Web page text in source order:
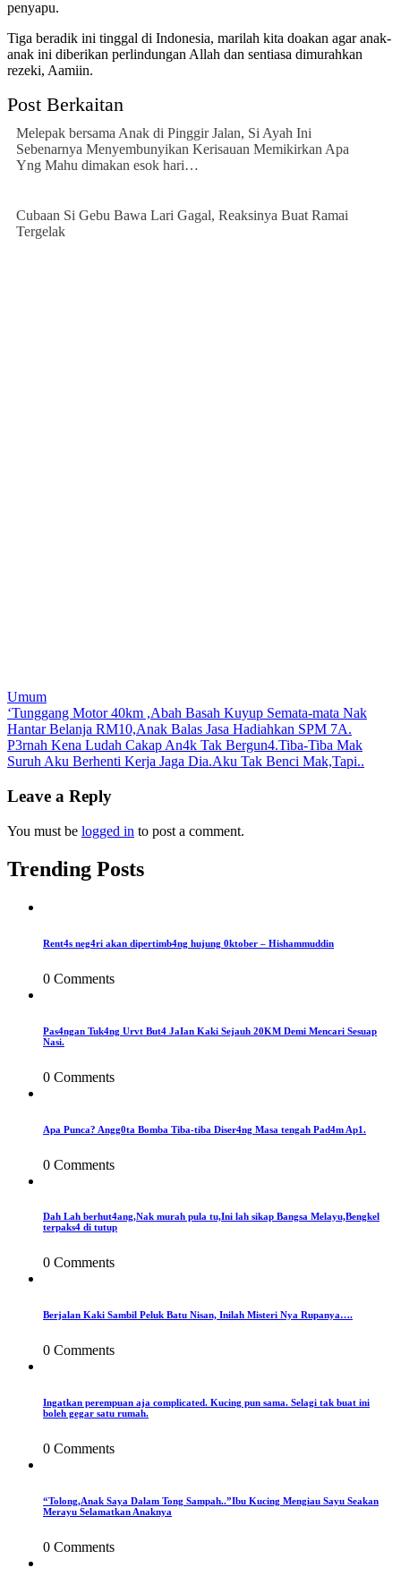
penyapu.
Tiga beradik ini tinggal di Indonesia, marilah kita doakan agar anak-
anak ini diberikan perlindungan Allah dan sentiasa dimurahkan
rezeki, Aamiin.
Post Berkaitan
Melepak bersama Anak di Pinggir Jalan, Si Ayah Ini
Sebenarnya Menyembunyikan Kerisauan Memikirkan Apa
Yng Mahu dimakan esok hari…
Cubaan Si Gebu Bawa Lari Gagal, Reaksinya Buat Ramai
Tergelak
Umum
Post
navigation
‘Tunggang Motor 40km ,Abah Basah Kuyup Semata-mata Nak
Hantar Belanja RM10,Anak Balas Jasa Hadiahkan SPM 7A.
P3rnah Kena Ludah Cakap An4k Tak Bergun4.Tiba-Tiba Mak
Suruh Aku Berhenti Kerja Jaga Dia.Aku Tak Benci Mak,Tapi..
Leave a Reply
You must be logged in to post a comment.
Trending Posts
Rent4s neg4ri akan dipertimb4ng hujung 0ktober – Hishammuddin
0 Comments
Pas4ngan Tuk4ng Urvt But4 JaIan Kaki Sejauh 20KM Demi Mencari Sesuap
Nasi.
0 Comments
Apa Punca? Angg0ta Bomba Tiba-tiba Diser4ng Masa tengah Pad4m Ap1.
0 Comments
Dah Lah berhut4ang,Nak murah pula tu,Ini lah sikap Bangsa Melayu,Bengkel
terpaks4 di tutup
0 Comments
Berjalan Kaki Sambil Peluk Batu Nisan, Inilah Misteri Nya Rupanya….
0 Comments
Ingatkan perempuan aja complicated. Kucing pun sama. Selagi tak buat ini
boleh gegar satu rumah.
0 Comments
“Tolong,Anak Saya Dalam Tong Sampah..”Ibu Kucing Mengiau Sayu Seakan
Merayu Selamatkan Anaknya
0 Comments